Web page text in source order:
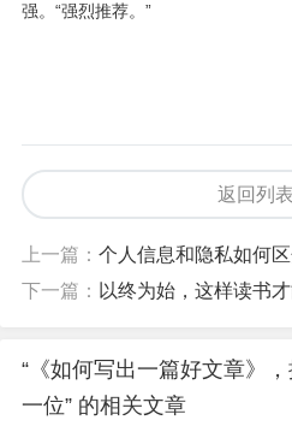
强。“强烈推荐。”
返回列表
上一篇： 个人信息和隐私如何区
下一篇： 以终为始，这样读书
“《如何写出一篇好文章》
一位” 的相关文章